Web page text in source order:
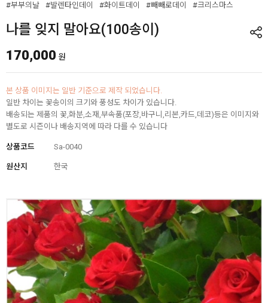
#부부의날
#발렌타인데이 #화이트데이 #빼빼로데이 #크리스마스
나를 잊지 말아요(100송이)
170,000 원
본 상품 이미지는 일반 기준으로 제작 되었습니다.
일반 차이는 꽃송이의 크기와 풍성도 차이가 있습니다.
배송되는 제품의 꽃,화분,소재,부속품(포장,바구니,리본,카드,데코)등은 이미지와
별도로 시즌이나 배송지역에 따라 다를 수 있습니다
상품코드 Sa-0040
원산지 한국